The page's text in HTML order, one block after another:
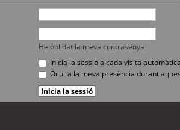
He oblidat la meva contrasenya
Inicia la sessió a cada visita
Oculta la meva presència durant